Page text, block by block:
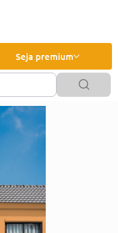
Seja premium